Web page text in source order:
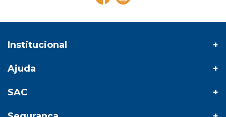
Institucional
Ajuda
SAC